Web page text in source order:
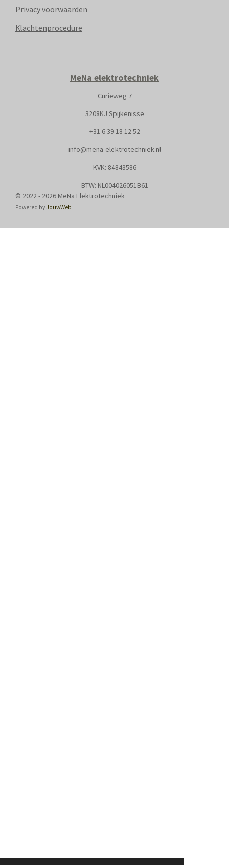
Privacy voorwaarden
Klachtenprocedure
MeNa elektrotechniek
Curieweg 7
3208KJ Spijkenisse
+31 6 39 18 12 52
info@mena-elektrotechniek.nl
KVK: 84843586
BTW: NL004026051B61
© 2022 - 2026 MeNa Elektrotechniek
Powered by JouwWeb